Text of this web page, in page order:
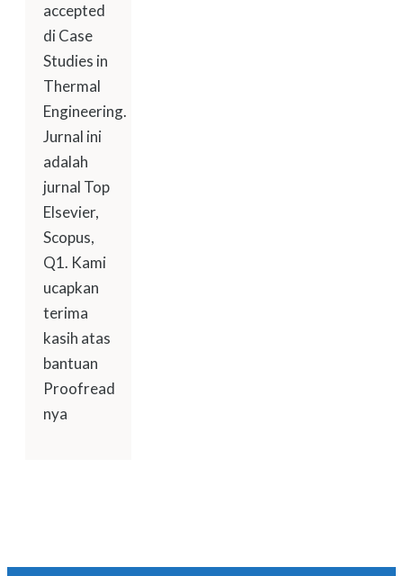
accepted
di Case
Studies in
Thermal
Engineering.
Jurnal ini
adalah
jurnal Top
Elsevier,
Scopus,
Q1. Kami
ucapkan
terima
kasih atas
bantuan
Proofread
nya